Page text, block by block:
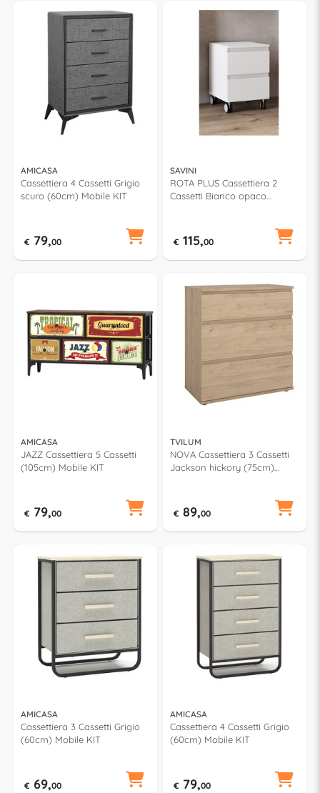
AMICASA
Cassettiera 4 Cassetti Grigio
scuro (60cm) Mobile KIT
€ 79,00
SAVINI
ROTA PLUS Cassettiera 2
Cassetti Bianco opaco
€ 115,00
AMICASA
JAZZ Cassettiera 5 Cassetti
(105cm) Mobile KIT
€ 79,00
TVILUM
NOVA Cassettiera 3 Cassetti
Jackson hickory (75cm)
€ 89,00
AMICASA
Cassettiera 3 Cassetti Grigio
(60cm) Mobile KIT
€ 69,00
AMICASA
Cassettiera 4 Cassetti Grigio
(60cm) Mobile KIT
€ 79,00